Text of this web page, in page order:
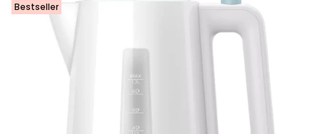
Bestseller